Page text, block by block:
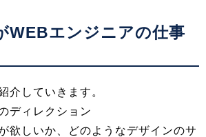
WEBエンジニアの仕事
介していきます。
ディレクション
欲しいか、どのようなデザインのサ